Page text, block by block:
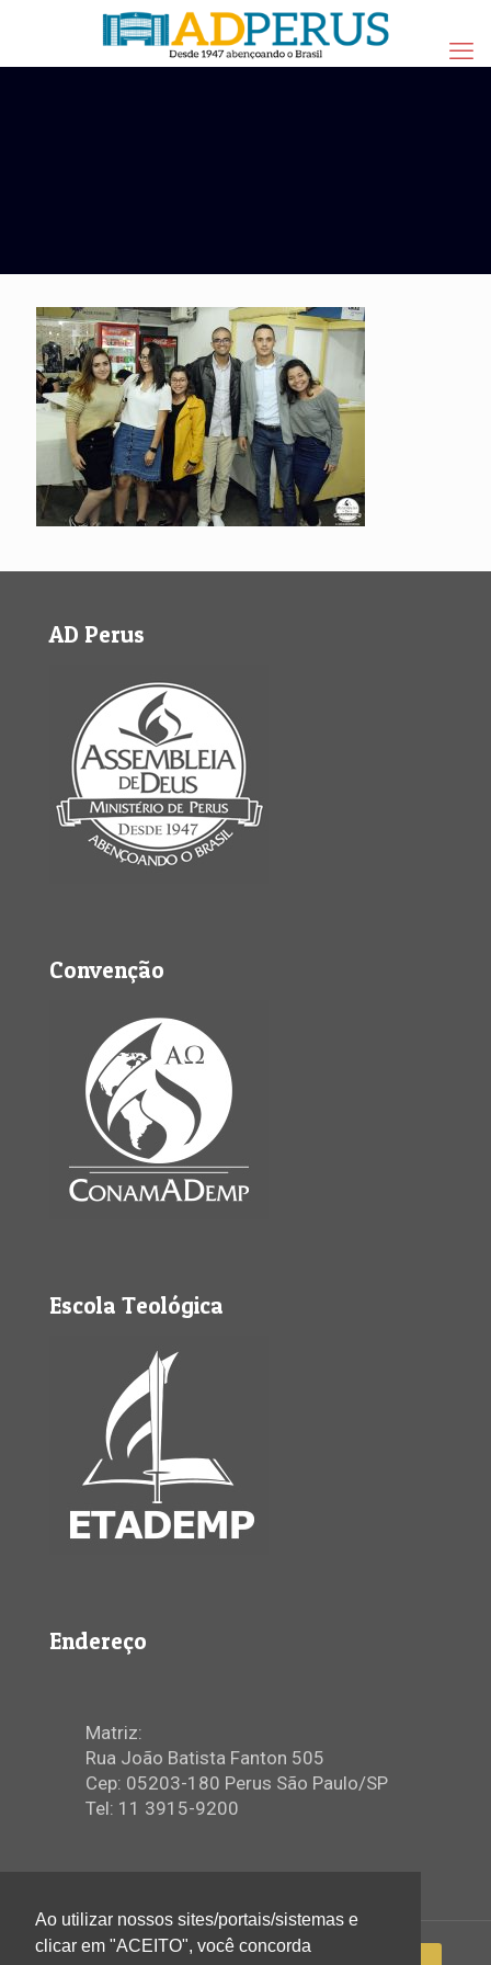
AD Perus
Convenção
Escola Teológica
Endereço
Matriz:
Rua João Batista Fanton 505
Cep: 05203-180 Perus São Paulo/SP
Tel: 11 3915-9200
Ao utilizar nossos sites/portais/sistemas e
clicar em "ACEITO", você concorda